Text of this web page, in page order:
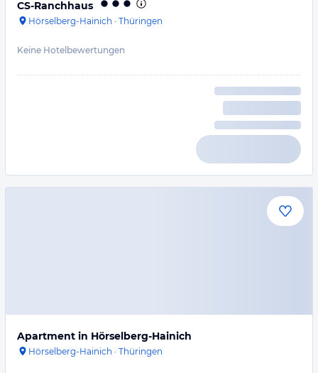
CS-Ranchhaus
Hörselberg-Hainich · Thüringen
Keine Hotelbewertungen
Apartment in Hörselberg-Hainich
Hörselberg-Hainich · Thüringen